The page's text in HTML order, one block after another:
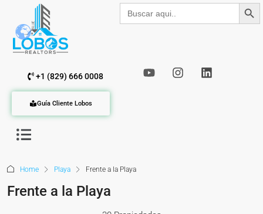
Buscar: Botón de
+1 (829) 666 0008
Guía Cliente Lobos
Home Playa Frente a la Playa
Frente a la Playa